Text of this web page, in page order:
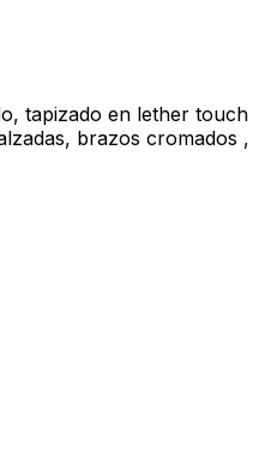
tapizado en lether touch
brazos cromados ,